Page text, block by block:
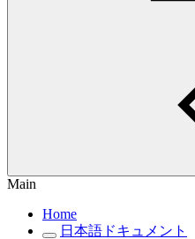
Main
Home
日本語ドキュメント